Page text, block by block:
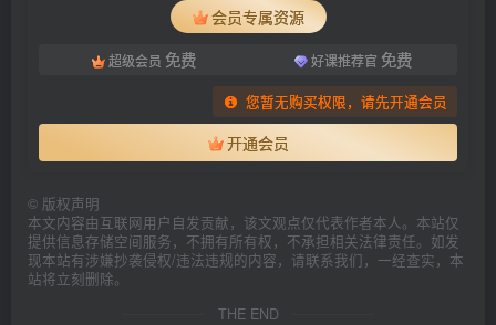
会员专属资源
超级会员 免费 好课推荐官 免费
您暂无购买权限，请先开通会员
开通会员
© 版权声明
本文内容由互联网用户自发贡献，该文观点仅代表作者本人。本站仅
提供信息存储空间服务，不拥有所有权，不承担相关法律责任。如发
现本站有涉嫌抄袭侵权/违法违规的内容，请联系我们，一经查实，本
站将立刻删除。
THE END